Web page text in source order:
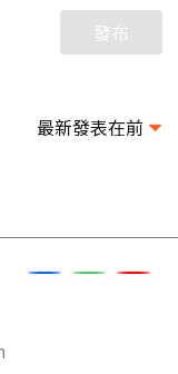
發布
最新發表在前